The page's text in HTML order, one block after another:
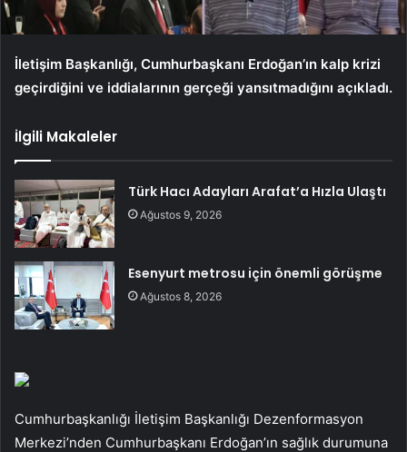
İletişim Başkanlığı, Cumhurbaşkanı Erdoğan’ın kalp krizi
geçirdiğini ve iddialarının gerçeği yansıtmadığını açıkladı.
İlgili Makaleler
Türk Hacı Adayları Arafat’a Hızla Ulaştı
Ağustos 9, 2026
Esenyurt metrosu için önemli görüşme
Ağustos 8, 2026
Cumhurbaşkanlığı İletişim Başkanlığı Dezenformasyon
Merkezi’nden Cumhurbaşkanı Erdoğan’ın sağlık durumuna